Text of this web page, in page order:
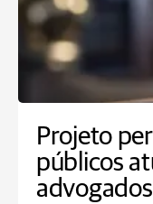
Projeto
públicos
advogados